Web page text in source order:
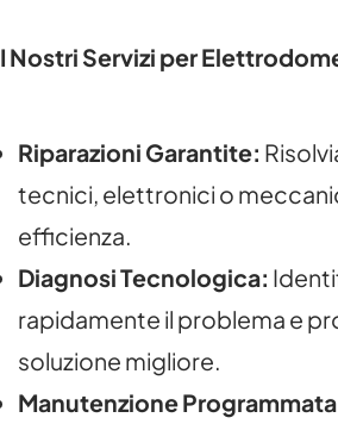
I Nostri Servizi per
Riparazioni Garantite:
tecnici, elettronici o
efficienza.
Diagnosi Tecnologica:
rapidamente il problema e
soluzione migliore.
Manutenzione